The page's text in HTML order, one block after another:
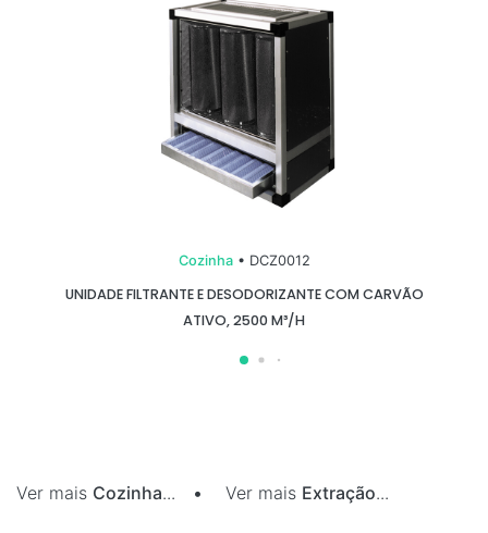
Cozinha• DCZ0012
UNIDADE FILTRANTE E DESODORIZANTE COM CARVÃO
ATIVO, 2500 M³/H
Ver mais Cozinha... • Ver mais Extração...